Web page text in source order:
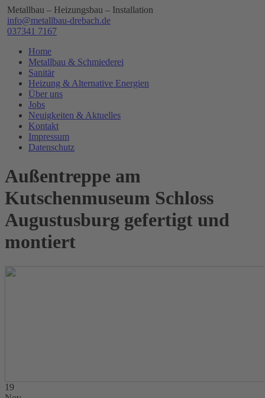
Metallbau – Heizungsbau – Installation
info@metallbau-drebach.de
037341 7167
Home
Metallbau & Schmiederei
Sanitär
Heizung & Alternative Energien
Über uns
Jobs
Neuigkeiten & Aktuelles
Kontakt
Impressum
Datenschutz
Außentreppe am
Kutschenmuseum Schloss
Augustusburg gefertigt und
montiert
19